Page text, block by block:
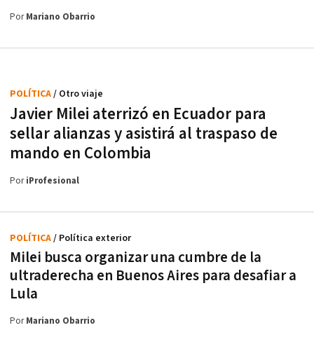
PorMariano Obarrio
Javier Milei aterrizó en Ecuador para
sellar alianzas y asistirá al traspaso de
mando en Colombia
POLÍTICA/ Otro viaje
PoriProfesional
Milei busca organizar una cumbre de la
ultraderecha en Buenos Aires para desafiar a
Lula
POLÍTICA/ Política exterior
PorMariano Obarrio